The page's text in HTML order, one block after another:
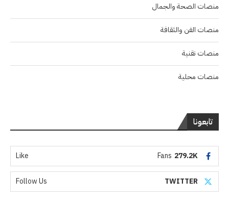
منصات الصحة والجمال
منصات الفن والثقافة
منصات تقنية
منصات محلية
تابعونا
279.2K
Fans
Like
TWITTER
Follow Us